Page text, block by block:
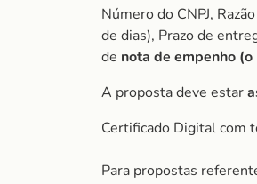
Número do CNPJ,
de dias), Prazo de
de nota de empenho
A proposta deve estar
Certificado Digital com
Para propostas